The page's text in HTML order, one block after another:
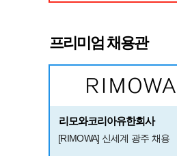
프리미엄 채용관
리모와코리아유한회사
[RIMOWA] 신세계 광주 채용